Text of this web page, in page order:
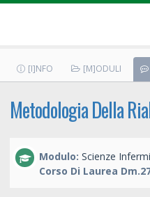
[I]NFO [M]ODULI
Metodologia Della
Modulo: Scienze
Corso Di Laurea